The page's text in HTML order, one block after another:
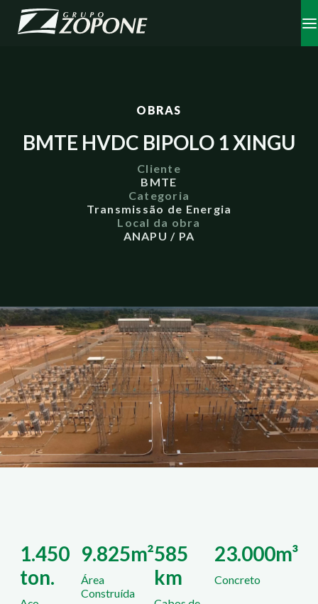
OBRAS
BMTE HVDC BIPOLO 1 XINGU
Cliente
BMTE
Categoria
Transmissão de Energia
Local da obra
ANAPU / PA
1.450
ton.
9.825m²
Área
Construída
585
km
23.000m³
Concreto